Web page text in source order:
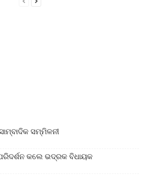
ସମ୍ମିଳନୀ
କଲେ ଭଦ୍ରକ ବିଧାୟକ